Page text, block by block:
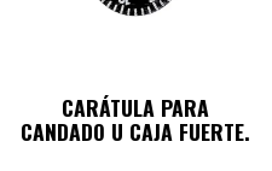
CARÁTULA PARA
CANDADO U CAJA FUERTE.